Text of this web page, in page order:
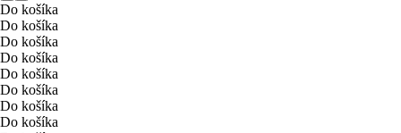
Do košíka
Do košíka
Do košíka
Do košíka
Do košíka
Do košíka
Do košíka
Do košíka